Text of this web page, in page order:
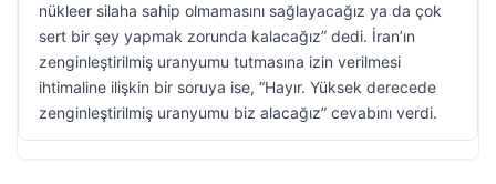
nükleer silaha sahip olmamasını sağlayacağız ya da çok
sert bir şey yapmak zorunda kalacağız” dedi. İran’ın
zenginleştirilmiş uranyumu tutmasına izin verilmesi
ihtimaline ilişkin bir soruya ise, “Hayır. Yüksek derecede
zenginleştirilmiş uranyumu biz alacağız” cevabını verdi.